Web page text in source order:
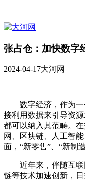
张占仓：加快数字
2024-04-17大河网
数字经济，作为一
接利用数据来引导资
都可以纳入其范畴。
网、区块链、人工智
面，“新零售”、“新制
近年来，伴随互联
链等技术加速创新，